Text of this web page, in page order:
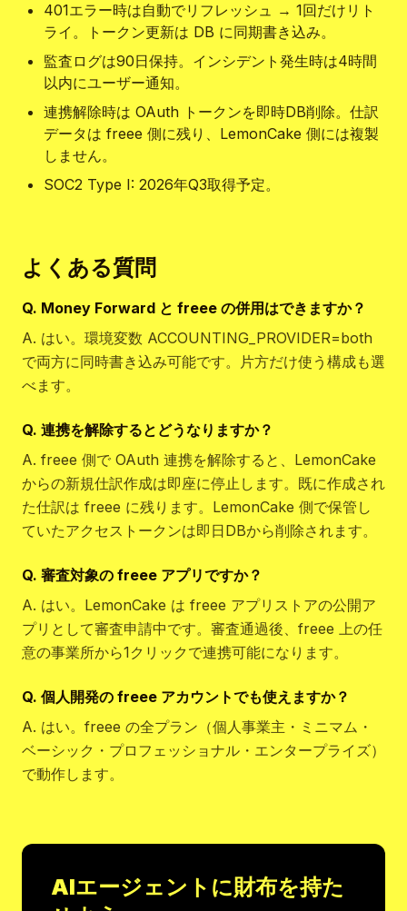
401エラー時は自動でリフレッシュ → 1回だけリト
ライ。トークン更新は DB に同期書き込み。
監査ログは90日保持。インシデント発生時は4時間
以内にユーザー通知。
連携解除時は OAuth トークンを即時DB削除。仕訳
データは freee 側に残り、LemonCake 側には複製
しません。
SOC2 Type I: 2026年Q3取得予定。
よくある質問
Q. Money Forward と freee の併用はできますか？
A. はい。環境変数 ACCOUNTING_PROVIDER=both
で両方に同時書き込み可能です。片方だけ使う構成も選
べます。
Q. 連携を解除するとどうなりますか？
A. freee 側で OAuth 連携を解除すると、LemonCake
からの新規仕訳作成は即座に停止します。既に作成され
た仕訳は freee に残ります。LemonCake 側で保管し
ていたアクセストークンは即日DBから削除されます。
Q. 審査対象の freee アプリですか？
A. はい。LemonCake は freee アプリストアの公開ア
プリとして審査申請中です。審査通過後、freee 上の任
意の事業所から1クリックで連携可能になります。
Q. 個人開発の freee アカウントでも使えますか？
A. はい。freee の全プラン（個人事業主・ミニマム・
ベーシック・プロフェッショナル・エンタープライズ）
で動作します。
AIエージェントに財布を持た